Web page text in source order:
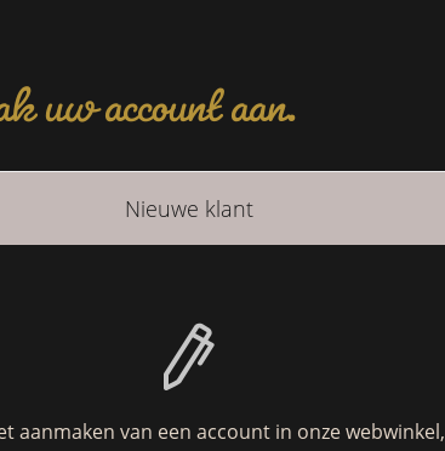
account aan.
Nieuwe klant
aanmaken van een account in onze webwinkel,